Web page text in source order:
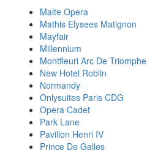
Malte Opera
Mathis Elysees Matignon
Mayfair
Millennium
Montfleuri Arc De Triomphe
New Hotel Roblin
Normandy
Onlysuites Paris CDG
Opera Cadet
Park Lane
Pavillon Henri IV
Prince De Galles